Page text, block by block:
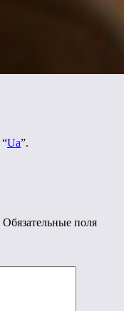
Ua”.
Обязательные поля